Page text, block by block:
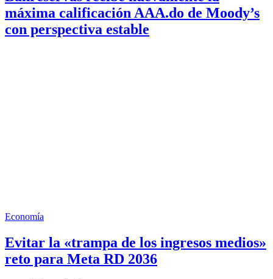
máxima calificación AAA.do de Moody’s
con perspectiva estable
Economía
Evitar la «trampa de los ingresos medios»
reto para Meta RD 2036